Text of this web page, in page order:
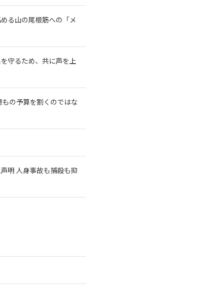
る山の尾根筋への「メ
守るため、共に声を上
の予算を割くのではな
明 人身事故も捕殺も抑